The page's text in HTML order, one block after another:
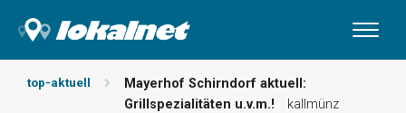
top-aktuell
Mayerhof Schirndorf aktuell:
Grillspezialitäten u.v.m.!
kallmünz